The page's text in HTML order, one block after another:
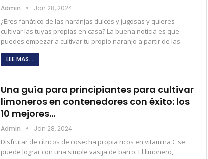
Admin Jan 28, 2024
¿Eres fanático de las naranjas dulces y jugosas y quieres
cultivar las tuyas propias en casa? La buena noticia es que
puedes empezar a cultivar tu propio naranjo a partir de las…
LEE MAS...
Una guía para principiantes para cultivar
limoneros en contenedores con éxito: los
10 mejores…
Admin Jan 28, 2024
Disfrutar de cítricos de cosecha propia ricos en vitamina C se
puede lograr con una simple vasija de barro. El limonero,